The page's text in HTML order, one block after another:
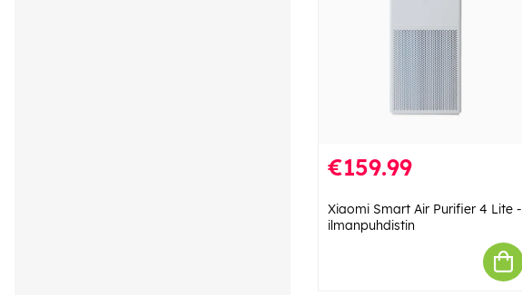
€159.99
Xiaomi Smart Air Purifier 4 Lite -
ilmanpuhdistin